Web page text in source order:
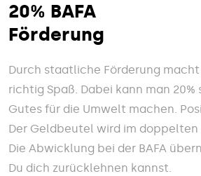
20% BAFA
Förderung
Durch staatliche Förderung
richtig Spaß. Dabei kann man
Gutes für die Umwelt machen.
Der Geldbeutel wird im doppelten
Die Abwicklung bei der BAFA
Du dich zurücklehnen kannst.